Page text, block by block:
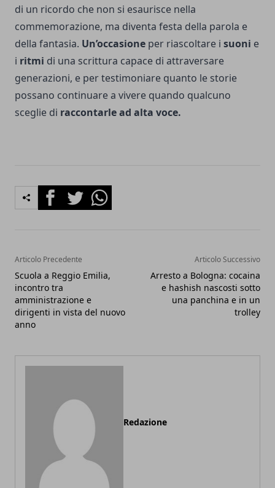
di un ricordo che non si esaurisce nella
commemorazione, ma diventa festa della parola e
della fantasia. Un’occasione per riascoltare i suoni e
i ritmi di una scrittura capace di attraversare
generazioni, e per testimoniare quanto le storie
possano continuare a vivere quando qualcuno
sceglie di raccontarle ad alta voce.
FacebookTwitterWhatsapp
Articolo Precedente
Scuola a Reggio Emilia,
incontro tra
amministrazione e
dirigenti in vista del nuovo
anno
Articolo Successivo
Arresto a Bologna: cocaina
e hashish nascosti sotto
una panchina e in un
trolley
Redazione